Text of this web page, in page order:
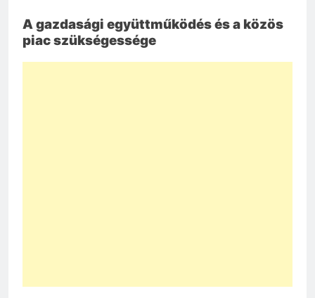
A gazdasági együttműködés és a közös
piac szükségessége